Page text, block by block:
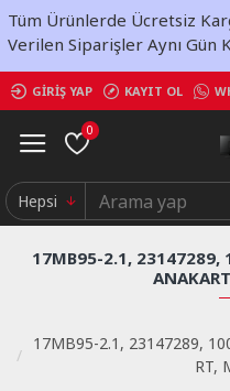
Tüm Ürünlerde Ücretsiz
Verilen Siparişler Aynı Gün
GIRIŞ YAP KAYIT OL
0
Hepsi
17MB95-2.1, 23147289,
RT,
17MB95-2.1, 23147289,